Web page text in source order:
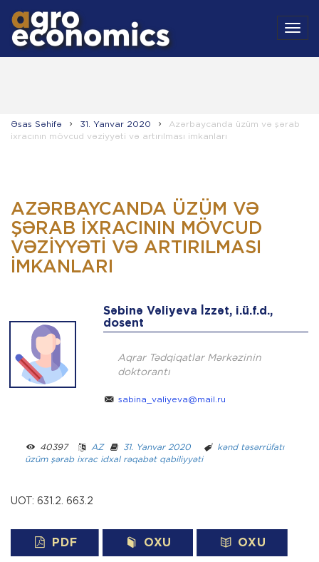
Əsas Səhifə 31. Yanvar 2020
Azərbaycanda üzüm və şərab
ixracının mövcud vəziyyəti və artırılması imkanları
AZƏRBAYCANDA ÜZÜM VƏ
ŞƏRAB IXRACININ MÖVCUD
VƏZIYYƏTI VƏ ARTIRILMASI
IMKANLARI
Səbinə Vəliyeva İzzət, i.ü.f.d.,
dosent
Aqrar Tədqiqatlar Mərkəzinin
doktorantı
sabina_valiyeva@mail.ru
40397 ­ ­ AZ­ ­ 31. Yanvar 2020
kənd təsərrüfatı
üzüm şərab ixrac idxal rəqabət qabiliyyəti
UOT: 631.2. 663.2
PDF OXU OXU